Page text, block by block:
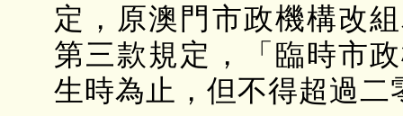
定，原澳門市政機構改
第三款規定，「臨時市
生時為止，但不得超過